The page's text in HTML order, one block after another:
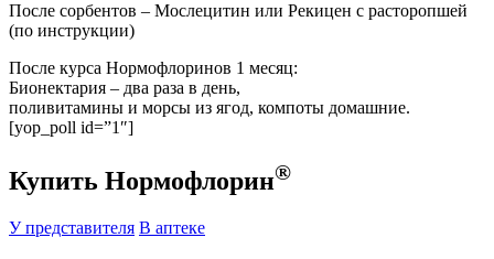
После сорбентов – Мослецитин или Рекицен с расторопшей
(по инструкции)
После курса Нормофлоринов 1 месяц:
Бионектария – два раза в день,
поливитамины и морсы из ягод, компоты домашние.
[yop_poll id=”1″]
Купить Нормофлорин®
У представителя В аптеке